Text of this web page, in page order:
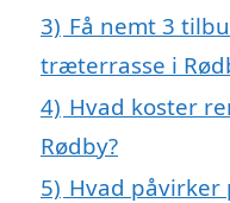
3) Få nemt 3
træterrasse i
4) Hvad koster
Rødby?
5) Hvad påvirker